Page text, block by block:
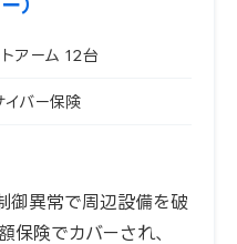
アーム 12台
バー保険
御異常で周辺設備を破
険でカバーされ、